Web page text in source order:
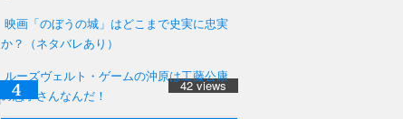
映画「のぼうの城」はどこまで史実に忠実
か？（ネタバレあり）
42 views
ルーズヴェルト・ゲームの沖原は工藤公康
の息子さんなんだ！